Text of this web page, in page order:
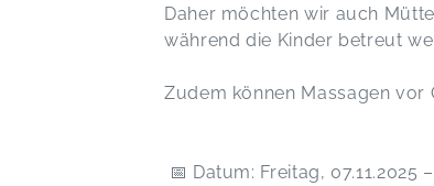
Daher möchten wir auch
während die Kinder betreut
Zudem können Massagen vor
📅 Datum: Freitag, 07.11.2025